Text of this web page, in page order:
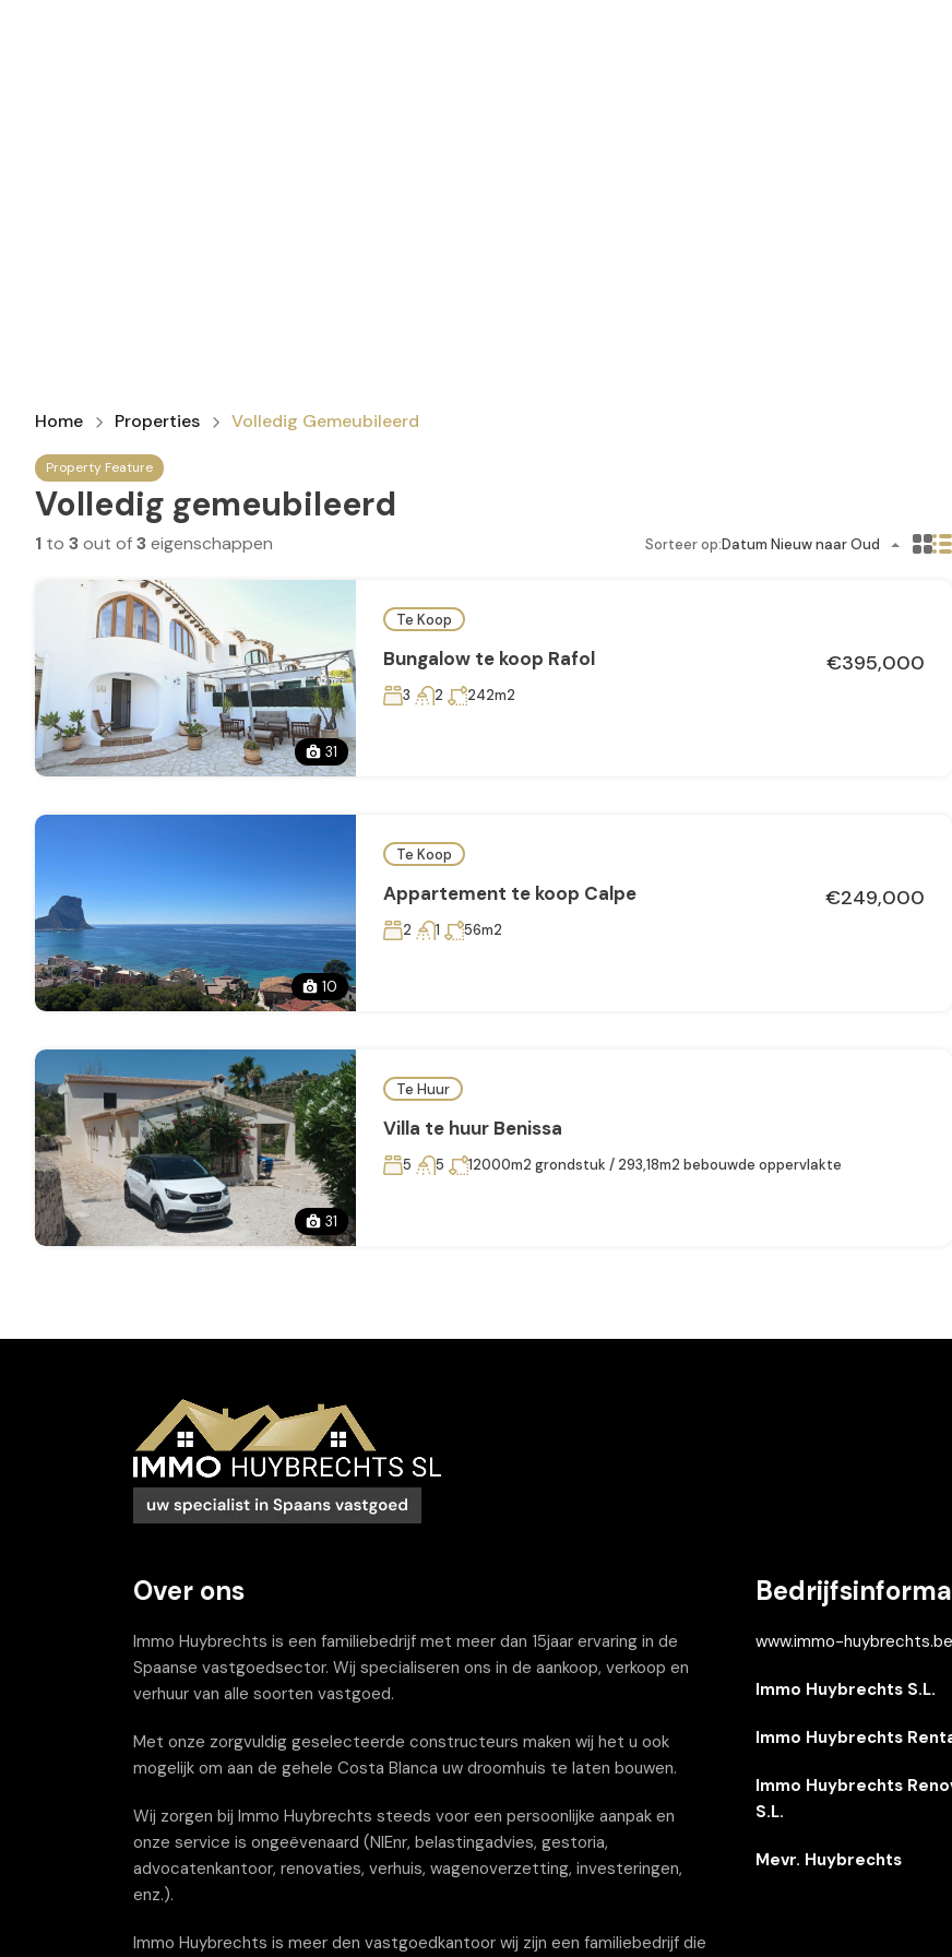
Home Properties Volledig Gemeubileerd
Property Feature
Volledig gemeubileerd
1 to 3out of3eigenschappen Sorteer op:Datum Nieuw naar Oud
31
Te Koop
Bungalow te koop Rafol €395,000
3 2 242m2
10
Te Koop
Appartement te koop Calpe €249,000
2 1 56m2
31
Te Huur
Villa te huur Benissa
5 5 12000m2 grondstuk / 293,18m2 bebouwde oppervlakte
Over ons
Immo Huybrechts is een familiebedrijf met meer dan 15jaar ervaring in de
Spaanse vastgoedsector. Wij specialiseren ons in de aankoop, verkoop en
verhuur van alle soorten vastgoed.
Met onze zorgvuldig geselecteerde constructeurs maken wij het u ook
mogelijk om aan de gehele Costa Blanca uw droomhuis te laten bouwen.
Wij zorgen bij Immo Huybrechts steeds voor een persoonlijke aanpak en
onze service is ongeëvenaard (NIEnr, belastingadvies, gestoria,
advocatenkantoor, renovaties, verhuis, wagenoverzetting, investeringen,
enz.).
Immo Huybrechts is meer den vastgoedkantoor wij zijn een familiebedrijf die
www.immo-huybrechts.be
Immo Huybrechts S.L.
Immo Huybrechts
Immo Huybrechts
S.L.
Mevr. Huybrechts